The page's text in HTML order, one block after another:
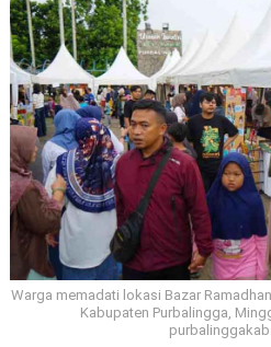
Warga memadati lokasi Bazar
Kabupaten Purbalingga,